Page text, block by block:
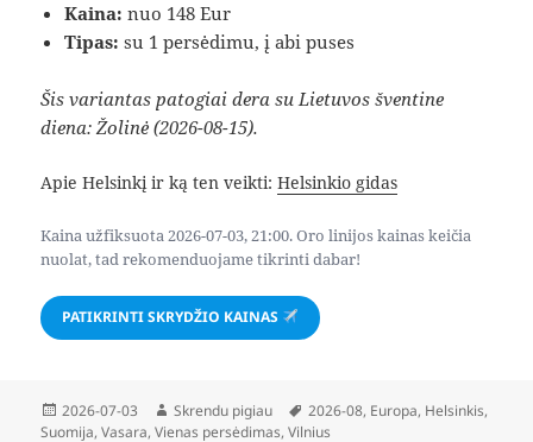
Kaina: nuo 148 Eur
Tipas: su 1 persėdimu, į abi puses
Šis variantas patogiai dera su Lietuvos šventine
diena: Žolinė (2026-08-15).
Apie Helsinkį ir ką ten veikti:Helsinkio gidas
Kaina užfiksuota 2026-07-03, 21:00. Oro linijos kainas keičia
nuolat, tad rekomenduojame tikrinti dabar!
PATIKRINTI SKRYDŽIO KAINAS
Paskelbta
2026-07-03 Autorius
Skrendu pigiau Žymos
2026-08, Europa, Helsinkis,
Suomija,Vasara,Vienas persėdimas,Vilnius